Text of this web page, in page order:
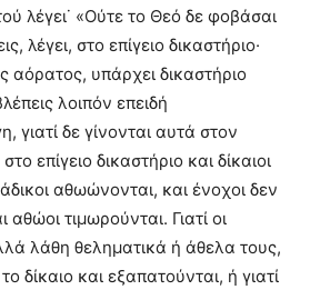
λέγει˙ «Ούτε το Θεό δε φοβάσαι
λέγει, στο επίγειο δικαστήριο·
αόρατος, υπάρχει δικαστήριο
λοιπόν επειδή
γιατί δε γίνονται αυτά στον
επίγειο δικα­στήριο και δίκαιοι
αθωώνονται, και ένοχοι δεν
αθώοι τιμωρούνται. Γιατί οι
λάθη θεληματικά ή άθελα τους,
δίκαιο και εξαπατούνται, ή γιατί